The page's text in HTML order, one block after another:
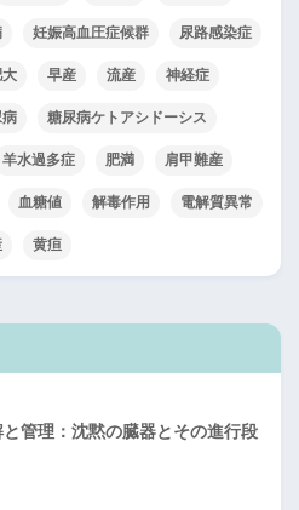
妊娠高血圧症候群 尿路感染症
早産 流産 神経症
糖尿病ケトアシドーシス
羊水過多症 肥満 肩甲難産
血糖値 解毒作用 電解質異常
黄疸
管理：沈黙の臓器とその進行段